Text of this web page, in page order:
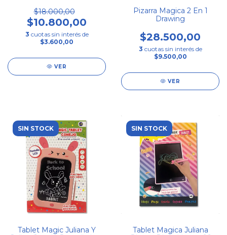
$18.000,00
$10.800,00
3 cuotas sin interés de
$3.600,00
VER
Pizarra Magica 2 En 1
Drawing
$28.500,00
3 cuotas sin interés de
$9.500,00
VER
SIN STOCK
Tablet Magic Juliana Y
SIN STOCK
Tablet Magica Juliana